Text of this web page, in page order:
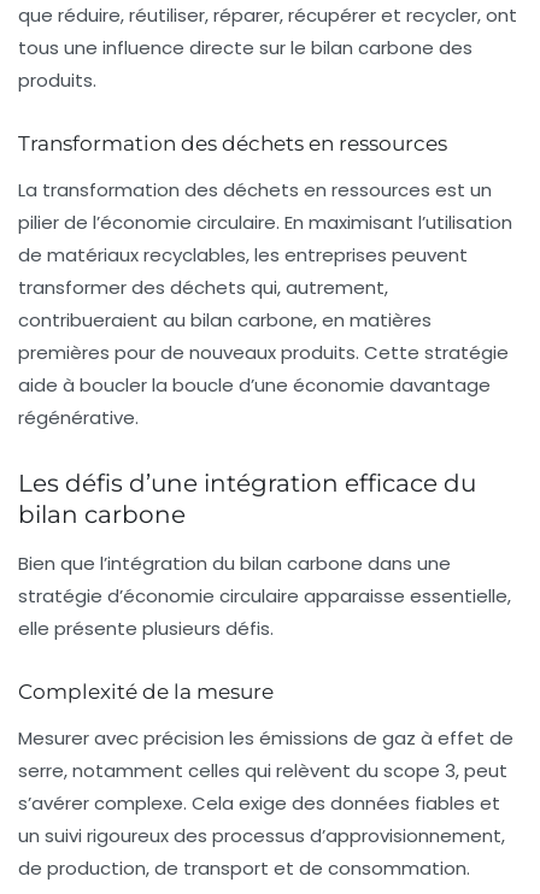
que réduire,réutiliser,réparer,récupéreret recycler, ont
tous une influence directe sur le bilan carbone des
produits.
Transformation des déchets en ressources
La transformation des déchets en ressources est un
pilier de l’économie circulaire. En maximisant l’utilisation
de matériaux recyclables, les entreprises peuvent
transformer des déchets qui, autrement,
contribueraient au bilan carbone, en matières
premières pour de nouveaux produits. Cette stratégie
aide à boucler la boucle d’une économie davantage
régénérative.
Les défis d’une intégration efficace du
bilan carbone
Bien que l’intégration du bilan carbone dans une
stratégie d’économie circulaire apparaisse essentielle,
elle présente plusieurs défis.
Complexité de la mesure
Mesurer avec précision les émissions de gaz à effet de
serre, notamment celles qui relèvent du scope 3, peut
s’avérer complexe. Cela exige des données fiables et
un suivi rigoureux des processus d’approvisionnement,
de production, de transport et de consommation.